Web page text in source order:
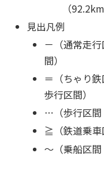
（
見出凡例
－（通常走
間）
＝（ちゃり
歩行区間）
…（歩行区間
≧（鉄道乗車
～（乗船区間